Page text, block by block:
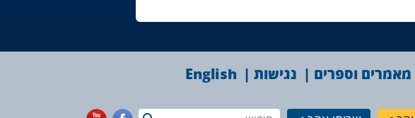
מאמרים וספרים נגישות English